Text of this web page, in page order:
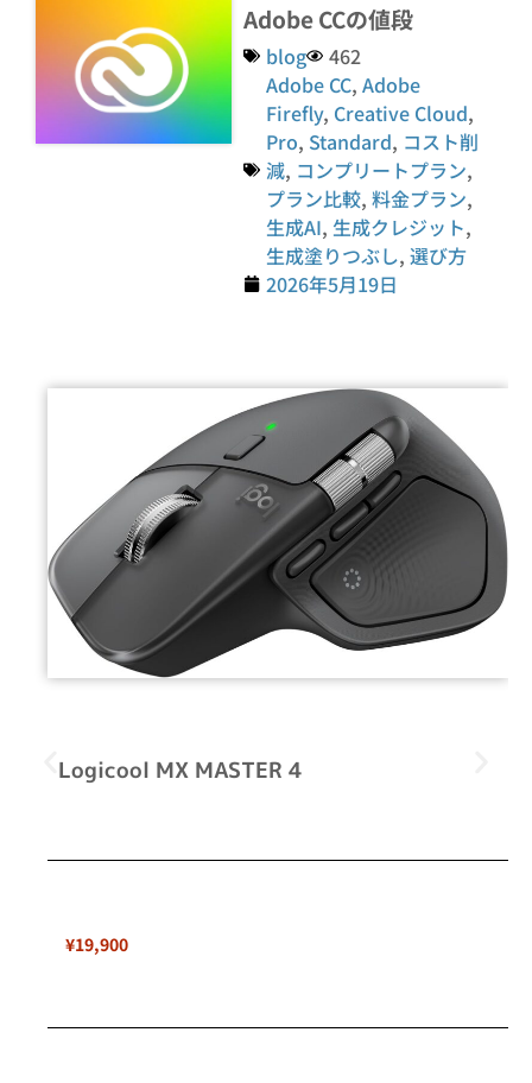
Adobe CCの値段
blog
462
Adobe CC,Adobe
Firefly, Creative Cloud,
Pro, Standard, コスト削
減, コンプリートプラン,
プラン比較,料金プラン,
生成AI, 生成クレジット,
生成塗りつぶし,選び方
2026年5月19日
Logicool MX MASTER 4
¥19,900